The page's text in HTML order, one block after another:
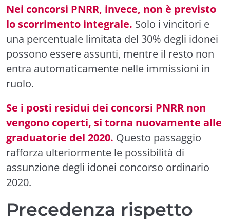
Nei concorsi PNRR, invece, non è previsto
lo scorrimento integrale. Solo i vincitori e
una percentuale limitata del 30% degli idonei
possono essere assunti, mentre il resto non
entra automaticamente nelle immissioni in
ruolo.
Se i posti residui dei concorsi PNRR non
vengono coperti, si torna nuovamente alle
graduatorie del 2020. Questo passaggio
rafforza ulteriormente le possibilità di
assunzione degli idonei concorso ordinario
2020.
Precedenza rispetto